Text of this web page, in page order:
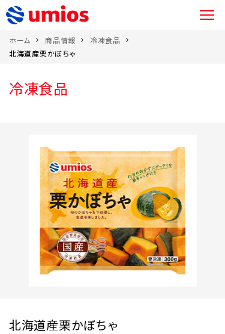
ホーム 商品情報
冷凍食品
北海道産栗かぼちゃ
冷凍食品
北海道産栗かぼちゃ